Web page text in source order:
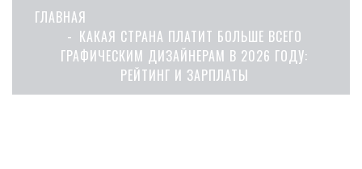
ГЛАВНАЯ
КАКАЯ СТРАНА ПЛАТИТ БОЛЬШЕ ВСЕГО
ГРАФИЧЕСКИМ ДИЗАЙНЕРАМ В 2026 ГОДУ:
РЕЙТИНГ И ЗАРПЛАТЫ